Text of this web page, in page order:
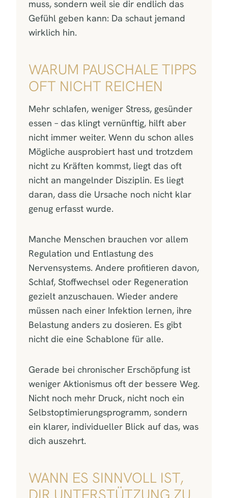
muss, sondern weil sie dir endlich das
Gefühl geben kann: Da schaut jemand
wirklich hin.
WARUM PAUSCHALE TIPPS
OFT NICHT REICHEN
Mehr schlafen, weniger Stress, gesünder
essen – das klingt vernünftig, hilft aber
nicht immer weiter. Wenn du schon alles
Mögliche ausprobiert hast und trotzdem
nicht zu Kräften kommst, liegt das oft
nicht an mangelnder Disziplin. Es liegt
daran, dass die Ursache noch nicht klar
genug erfasst wurde.
Manche Menschen brauchen vor allem
Regulation und Entlastung des
Nervensystems. Andere profitieren davon,
Schlaf, Stoffwechsel oder Regeneration
gezielt anzuschauen. Wieder andere
müssen nach einer Infektion lernen, ihre
Belastung anders zu dosieren. Es gibt
nicht die eine Schablone für alle.
Gerade bei chronischer Erschöpfung ist
weniger Aktionismus oft der bessere Weg.
Nicht noch mehr Druck, nicht noch ein
Selbstoptimierungsprogramm, sondern
ein klarer, individueller Blick auf das, was
dich auszehrt.
WANN ES SINNVOLL IST,
DIR UNTERSTÜTZUNG ZU